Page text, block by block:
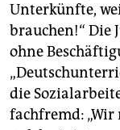
Unterkünfte,
brauchen!“ Die
ohne
die
fachfremd: „Wir